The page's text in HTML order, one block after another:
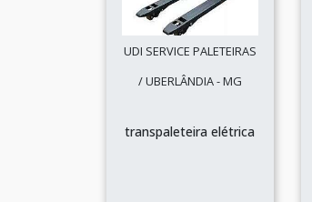
UDI SERVICE PALETEIRAS
/ UBERLÂNDIA - MG
transpaleteira elétrica